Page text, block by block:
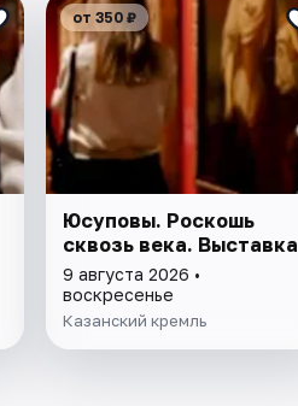
от 350 ₽
Юсуповы. Роскошь
сквозь века. Выставка
9 августа 2026 •
воскресенье
Казанский кремль